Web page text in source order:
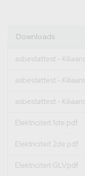
Downloads
asbestattest -
asbestattest -
asbestattest -
Elektriciteit 1ste.pdf
Elektriciteit 2de.pdf
Elektriciteit GLV.pdf